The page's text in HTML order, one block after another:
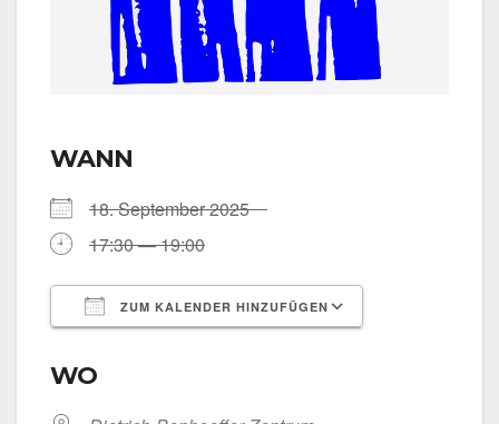
WANN
18. Sep­tem­ber 2025
17:30 — 19:00
ZUM KALENDER HINZUFÜGEN
WO